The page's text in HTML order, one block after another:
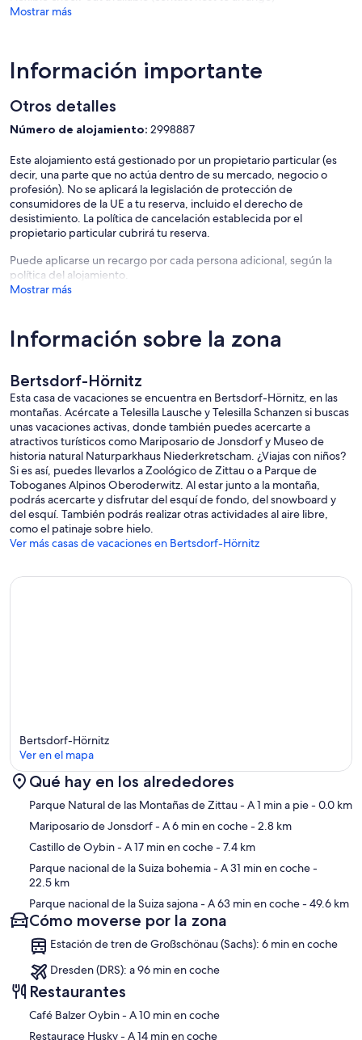
Mostrar más
Información importante
Otros detalles
Número de alojamiento: 2998887
Este alojamiento está gestionado por un propietario particular (es
decir, una parte que no actúa dentro de su mercado, negocio o
profesión). No se aplicará la legislación de protección de
consumidores de la UE a tu reserva, incluido el derecho de
desistimiento. La política de cancelación establecida por el
propietario particular cubrirá tu reserva.
Puede aplicarse un recargo por cada persona adicional, según la
política del alojamiento.
Mostrar más
Información sobre la zona
Bertsdorf-Hörnitz
Esta casa de vacaciones se encuentra en Bertsdorf-Hörnitz, en las
montañas. Acércate a Telesilla Lausche y Telesilla Schanzen si buscas
unas vacaciones activas, donde también puedes acercarte a
atractivos turísticos como Mariposario de Jonsdorf y Museo de
historia natural Naturparkhaus Niederkretscham. ¿Viajas con niños?
Si es así, puedes llevarlos a Zoológico de Zittau o a Parque de
Toboganes Alpinos Oberoderwitz. Al estar junto a la montaña,
podrás acercarte y disfrutar del esquí de fondo, del snowboard y
del esquí. También podrás realizar otras actividades al aire libre,
como el patinaje sobre hielo.
Ver más casas de vacaciones en Bertsdorf-Hörnitz
Mapa
Bertsdorf-Hörnitz
Ver en el mapa
Qué hay en los alrededores
Parque Natural de las Montañas de Zittau - A 1 min a pie- 0.0 km
Mariposario de Jonsdorf- A 6 min en coche- 2.8 km
Castillo de Oybin- A 17 min en coche- 7.4 km
Parque nacional de la Suiza bohemia- A 31 min en coche-
22.5 km
Parque nacional de la Suiza sajona- A 63 min en coche- 49.6 km
Cómo moverse por la zona
Estación de tren de Großschönau (Sachs): 6 min en coche
Dresden (DRS): a 96 min en coche
Restaurantes
‪Café Balzer Oybin - ‬A 10 min en coche
‪Restaurace Husky - ‬A 14 min en coche